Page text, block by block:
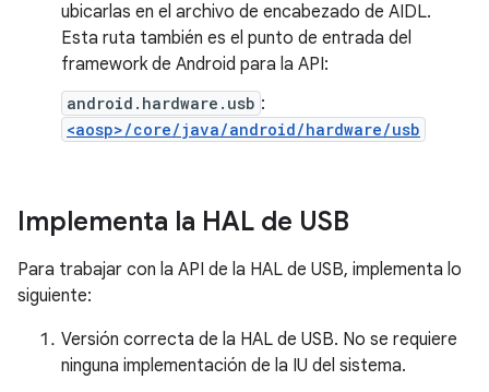
ubicarlas en el archivo de encabezado de AIDL.
Esta ruta también es el punto de entrada del
framework de Android para la API:
android.hardware.usb :
<aosp>/core/java/android/hardware/usb
Implementa la HAL de USB
Para trabajar con la API de la HAL de USB, implementa lo
siguiente:
Versión correcta de la HAL de USB. No se requiere
ninguna implementación de la IU del sistema.